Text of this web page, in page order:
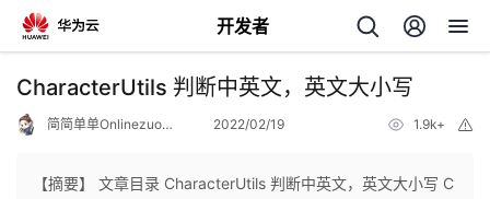
开发者
返
CharacterUtils 判断中英文，英文大小写
简简单单Onlinezuozuo 2022/02/19 1.9k+
【摘要】 文章目录 CharacterUtils 判断中英文，英文大小写 C